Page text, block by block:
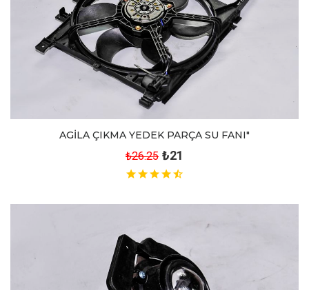
AGİLA ÇIKMA YEDEK PARÇA SU FANI"
₺26.25 ₺21